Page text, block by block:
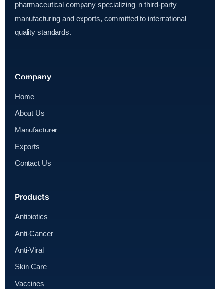
pharmaceutical company specializing in third-party
manufacturing and exports, committed to international
quality standards.
Company
Home
About Us
Manufacturer
Exports
Contact Us
Products
Antibiotics
Anti-Cancer
Anti-Viral
Skin Care
Vaccines